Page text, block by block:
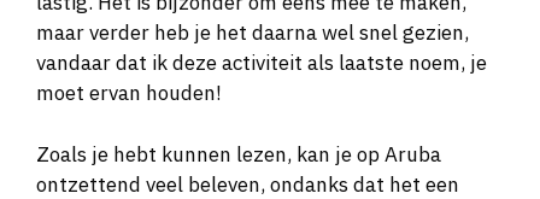
maar verder heb je het daarna wel snel gezien,
vandaar dat ik deze activiteit als laatste noem, je
moet ervan houden!
Zoals je hebt kunnen lezen, kan je op Aruba
ontzettend veel beleven, ondanks dat het een